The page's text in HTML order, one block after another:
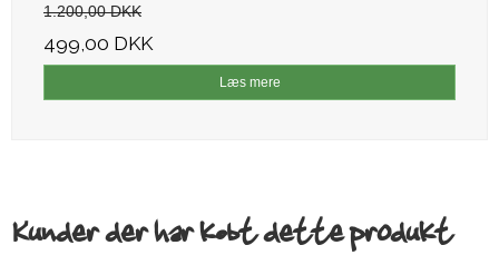
1.200,00 DKK
499,00 DKK
Læs mere
Kunder der har købt dette produkt